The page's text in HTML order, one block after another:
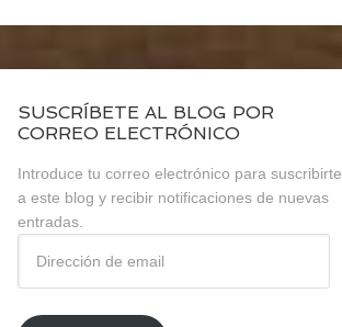
SUSCRÍBETE AL BLOG POR
CORREO ELECTRÓNICO
Introduce tu correo electrónico para suscribirte
a este blog y recibir notificaciones de nuevas
entradas.
email